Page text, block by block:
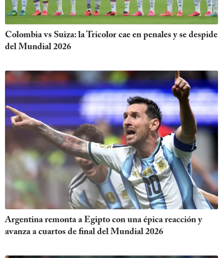
Colombia vs Suiza: la Tricolor cae en penales y se despide
del Mundial 2026
Argentina remonta a Egipto con una épica reacción y
avanza a cuartos de final del Mundial 2026